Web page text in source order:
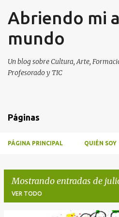
Ir al contenido
Abriendo mi
mundo
Un blog sobre Cultura, Arte,
Profesorado y TIC
Páginas
PÁGINA PRINCIPAL QUIÉN SOY
Mostrando entradas de
VER TODO